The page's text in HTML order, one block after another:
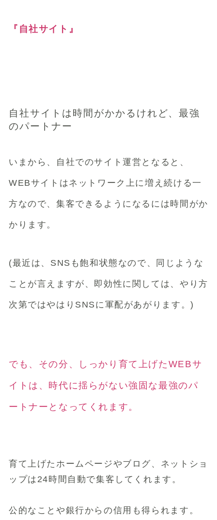
『自社サイト』
自社サイトは時間がかかるけれど、最強
のパートナー
いまから、自社でのサイト運営となると、
WEBサイトはネットワーク上に増え続ける一
方なので、集客できるようになるには時間がか
かります。
(最近は、SNSも飽和状態なので、同じような
ことが言えますが、即効性に関しては、やり方
次第ではやはりSNSに軍配があがります。)
でも、その分、しっかり育て上げたWEBサ
イトは、 時代に揺らがない強固な最強のパ
ートナーとなってくれます。
育て上げたホームページやブログ、ネットショ
ップは24時間自動で集客してくれます。
公的なことや銀行からの信用も得られます。